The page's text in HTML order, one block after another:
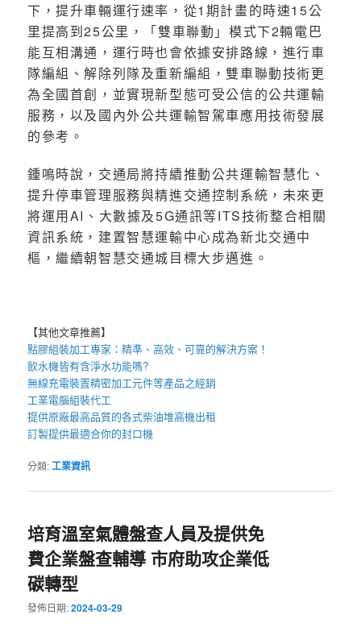
下，提升車輛運行速率，從1期計畫的時速15公
里提高到25公里，「雙車聯動」模式下2輛電巴
能互相溝通，運行時也會依據安排路線，進行車
隊編組、解除列隊及重新編組，雙車聯動技術更
為全國首創，並實現新型態可受公信的公共運輸
服務，以及國內外公共運輸智駕車應用技術發展
的參考。
鍾鳴時說，交通局將持續推動公共運輸智慧化、
提升停車管理服務與精進交通控制系統，未來更
將運用AI、大數據及5G通訊等ITS技術整合相關
資訊系統，建置智慧運輸中心成為新北交通中
樞，繼續朝智慧交通城目標大步邁進。
【其他文章推薦】
點膠組裝加工專家：精準、高效、可靠的解決方案！
飲水機皆有含淨水功能嗎?
無線充電裝置精密加工元件等產品之經銷
工業電腦組裝代工
提供原廠最高品質的各式柴油堆高機出租
訂製提供最適合你的封口機
分類:工業資訊
培育溫室氣體盤查人員及提供免
費企業盤查輔導 市府助攻企業低
碳轉型
發佈日期:2024-03-29